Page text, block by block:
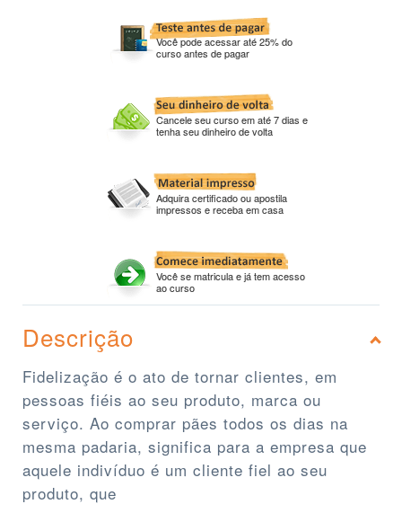
Você pode acessar até 25% do
curso antes de pagar
Cancele seu curso em até 7 dias e
tenha seu dinheiro de volta
Adquira certificado ou apostila
impressos e receba em casa
Você se matricula e já tem acesso
ao curso
Descrição
Fidelização é o ato de tornar clientes, em
pessoas fiéis ao seu produto, marca ou
serviço. Ao comprar pães todos os dias na
mesma padaria, significa para a empresa que
aquele indivíduo é um cliente fiel ao seu
produto, que